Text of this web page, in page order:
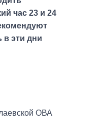
час 23 и 24
в эти дни
ОВА